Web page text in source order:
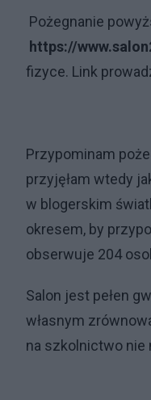
Pożegnanie
https://
fizyce. Link
Przypominam
przyjęłam wtedy
w blogerskim
okresem, by
obserwuje 204
Salon jest pełen
własnym
na szkolnictwo nie